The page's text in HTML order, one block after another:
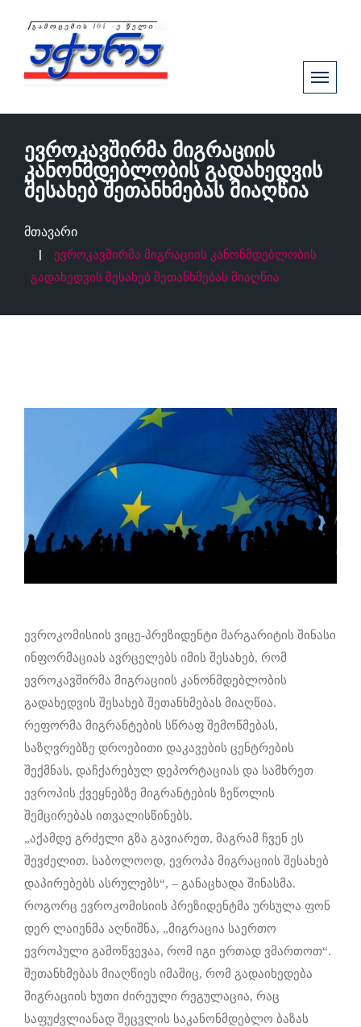
ევროკავშირმა მიგრაციის
კანონმდებლობის გადახედვის
შესახებ შეთანხმებას მიაღწია
მთავარი
ევროკავშირმა მიგრაციის კანონმდებლობის
გადახედვის შესახებ შეთანხმებას მიაღწია
ევროკომისიის ვიცე-პრეზიდენტი მარგარიტის შინასი
ინფორმაციას ავრცელებს იმის შესახებ, რომ
ევროკავშირმა მიგრაციის კანონმდებლობის
გადახედვის შესახებ შეთანხმებას მიაღწია.
რეფორმა მიგრანტების სწრაფ შემოწმებას,
საზღვრებზე დროებითი დაკავების ცენტრების
შექმნას, დაჩქარებულ დეპორტაციას და სამხრეთ
ევროპის ქვეყნებზე მიგრანტების ზეწოლის
შემცირებას ითვალისწინებს.
„აქამდე გრძელი გზა გავიარეთ, მაგრამ ჩვენ ეს
შევძელით. საბოლოოდ, ევროპა მიგრაციის შესახებ
დაპირებებს ასრულებს“, – განაცხადა შინასმა.
როგორც ევროკომისიის პრეზიდენტმა ურსულა ფონ
დერ ლაიენმა აღნიშნა, „მიგრაცია საერთო
ევროპული გამოწვევაა, რომ იგი ერთად ვმართოთ“.
შეთანხმებას მიაღწიეს იმაშიც, რომ გადაიხედება
მიგრაციის ხუთი ძირეული რეგულაცია, რაც
საფუძვლიანად შეცვლის საკანონმდებლო ბაზას